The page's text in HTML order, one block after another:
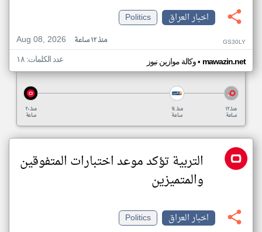
اخبار العراق
Politics
Aug 08, 2026
منذ ١٢ ساعة GS30LY
وكالة موازين نيوز• mawazin.net عدد الكلمات: ١٨
منذ ٢٠
ساعة
منذ ١٤
ساعة
منذ ١٢
ساعة
التربية تؤكد موعد اختبارات المتفوقين
والمتميزين
اخبار العراق
Politics